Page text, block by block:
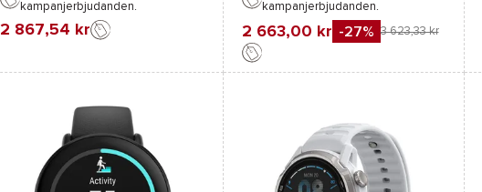
kampanjerbjudanden.
2 867,54 kr
kampanjerbjudanden.
2 663,00 kr -27% 3 623,33 kr